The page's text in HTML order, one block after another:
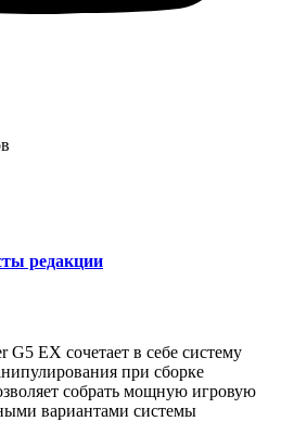
редакции
EX сочетает в себе систему
при сборке
собрать мощную игровую
вариантами системы